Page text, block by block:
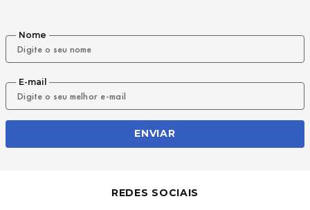
Nome
E-mail
ENVIAR
REDES SOCIAIS